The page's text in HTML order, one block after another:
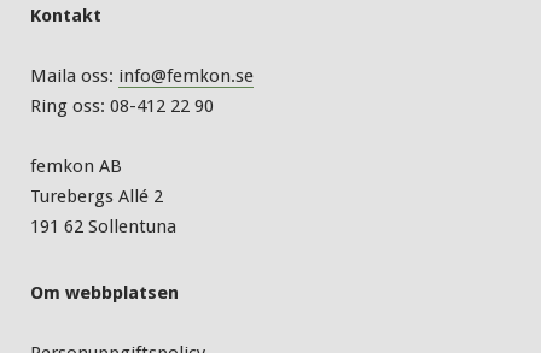
Kontakt
Maila oss: info@femkon.se
Ring oss: 08-412 22 90
femkon AB
Turebergs Allé 2
191 62 Sollentuna
Om webbplatsen